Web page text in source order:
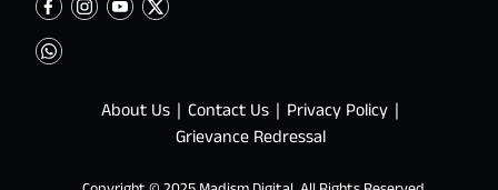
About Us Contact Us
Privacy Policy
Grievance Redressal